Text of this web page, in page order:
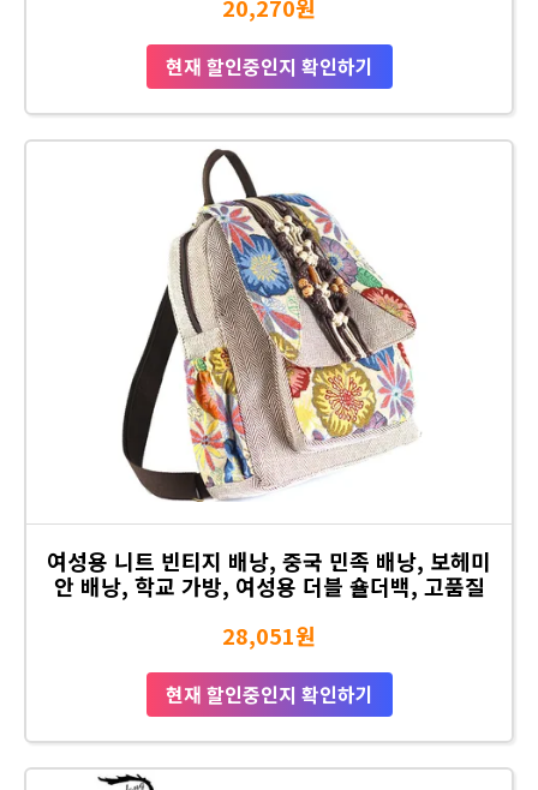
20,270원
현재 할인중인지 확인하기
여성용 니트 빈티지 배낭, 중국 민족 배낭, 보헤미
안 배낭, 학교 가방, 여성용 더블 숄더백, 고품질
28,051원
현재 할인중인지 확인하기